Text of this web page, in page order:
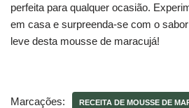
perfeita para qualquer ocasião.
em casa e surpreenda-se com o
leve desta mousse de maracujá!
Marcações: RECEITA DE MOUSSE DE